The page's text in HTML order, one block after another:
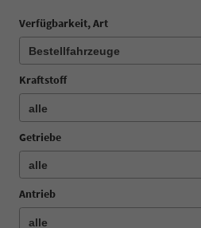
Verfügbarkeit, Art
Kraftstoff
Getriebe
Antrieb